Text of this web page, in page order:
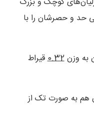
حد و حصرشان را با
0.32قیراط
هم به صورت تک از